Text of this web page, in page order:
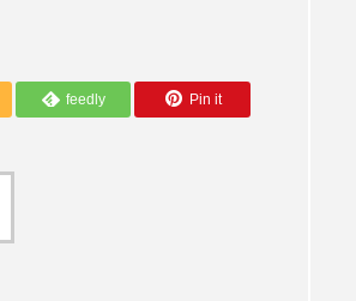
feedly Pin it